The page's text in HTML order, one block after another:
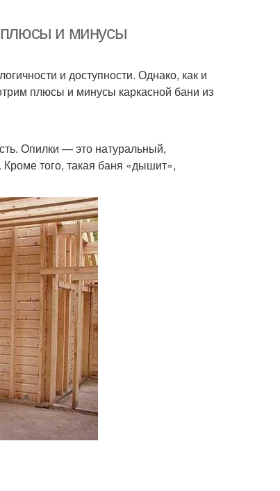
плюсы и минусы
и доступности. Однако, как и
плюсы и минусы каркасной бани из
Опилки — это натуральный,
того, такая баня «дышит»,